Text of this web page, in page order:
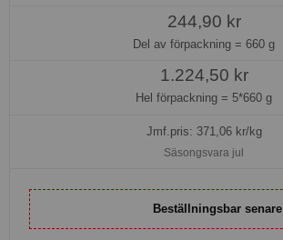
244,90 kr
Del av förpackning = 660 g
1.224,50 kr
Hel förpackning = 5*660 g
Jmf.pris: 371,06kr/kg
Säsongsvara jul
Beställningsbar senare